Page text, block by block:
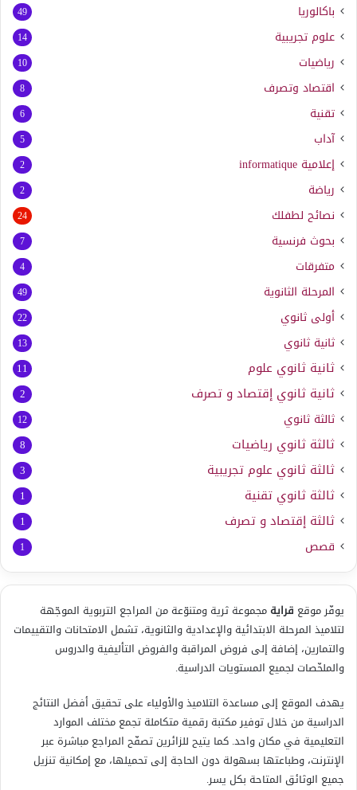
باكالوريا 49
علوم تجريبية 14
رياضيات 10
اقتصاد وتصرف 8
تقنية 6
آداب 5
إعلامية informatique
2
رياضة 2
نصائح لطفلك 24
بحوث فرنسية 7
متفرقات 4
المرحلة الثانوية 49
أولى ثانوي 22
ثانية ثانوي 13
ثانية ثانوي علوم 11
ثانية ثانوي إقتصاد و تصرف 2
ثالثة ثانوي 12
ثالثة ثانوي رياضيات 8
ثالثة ثانوي علوم تجريبية 3
ثالثة ثانوي تقنية 1
ثالثة إقتصاد و تصرف 1
قصص 1
يوفّر موقع قرايةمجموعة ثرية ومتنوّعة من المراجع التربوية الموجّهة
لتلاميذ المرحلة الابتدائية والإعدادية والثانوية، تشمل الامتحانات والتقييمات
والتمارين، إضافة إلى فروض المراقبة والفروض التأليفية والدروس
والملخّصات لجميع المستويات الدراسية.
يهدف الموقع إلى مساعدة التلاميذ والأولياء على تحقيق أفضل النتائج
الدراسية من خلال توفير مكتبة رقمية متكاملة تجمع مختلف الموارد
التعليمية في مكان واحد. كما يتيح للزائرين تصفّح المراجع مباشرة عبر
الإنترنت، وطباعتها بسهولة دون الحاجة إلى تحميلها، مع إمكانية تنزيل
جميع الوثائق المتاحة بكل يسر.